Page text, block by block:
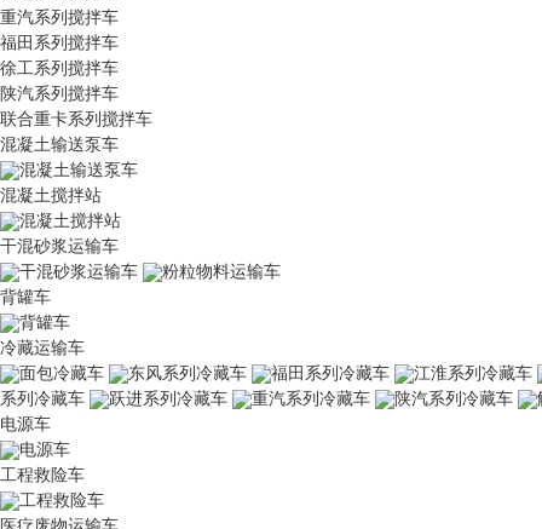
重汽系列搅拌车
福田系列搅拌车
徐工系列搅拌车
陕汽系列搅拌车
联合重卡系列搅拌车
混凝土输送泵车
混凝土输送泵车
混凝土搅拌站
混凝土搅拌站
干混砂浆运输车
干混砂浆运输车
粉粒物料运输车
背罐车
背罐车
冷藏运输车
面包冷藏车
东风系列冷藏车 福田系列冷藏车
江淮系列冷藏车
系列冷藏车
跃进系列冷藏车 重汽系列冷藏车 陕汽系列冷藏车
电源车
电源车
工程救险车
工程救险车
医疗废物运输车